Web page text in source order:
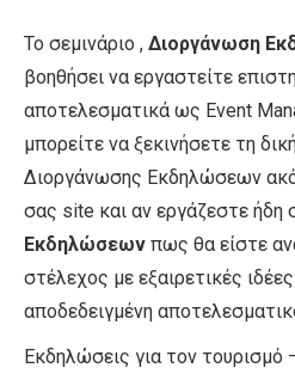
Το σεμινάριο , Διοργάνωση
βοηθήσει να εργαστείτε
αποτελεσματικά ως Event
μπορείτε να ξεκινήσετε τη
Διοργάνωσης Εκδηλώσεων
σας site και αν εργάζεστε ήδη
Εκδηλώσεων πως θα είστε
στέλεχος με εξαιρετικές
αποδεδειγμένη
Εκδηλώσεις για τον τουρισμό